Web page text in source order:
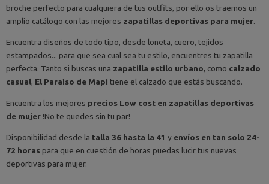
broche perfecto para cualquiera de tus outfits, por ello os traemos un
amplio catálogo con las mejores zapatillas deportivas para mujer.
Encuentra diseños de todo tipo, desde loneta, cuero, tejidos
estampados... para que sea cual sea tu estilo, encuentres tu zapatilla
perfecta. Tanto si buscas una zapatilla estilo urbano, como calzado
casual, El Paraíso de Mapi tiene el calzado que estás buscando.
Encuentra los mejores precios Low cost en zapatillas deportivas
de mujer !No te quedes sin tu par!
Disponibilidad desde la talla 36 hasta la 41 y envíos en tan solo 24-
72 horas para que en cuestión de horas puedas lucir tus nuevas
deportivas para mujer.